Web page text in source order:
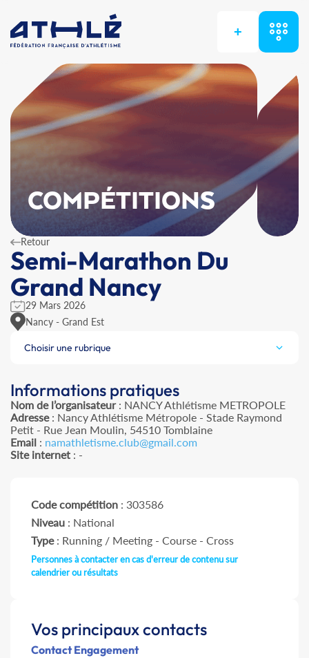
+
COMPÉTITIONS
Retour
Semi-Marathon Du
Grand Nancy
29 Mars 2026
Nancy - Grand Est
Choisir une rubrique
Informations pratiques
Nom de l’organisateur: NANCY Athlétisme METROPOLE
Adresse: Nancy Athlétisme Métropole - Stade Raymond
Petit - Rue Jean Moulin, 54510 Tomblaine
Email : namathletisme.club@gmail.com
Site internet : -
Code compétition : 303586
Niveau : National
Type: Running / Meeting - Course - Cross
Personnes à contacter en cas d'erreur de contenu sur
calendrier ou résultats
Vos principaux contacts
Contact Engagement